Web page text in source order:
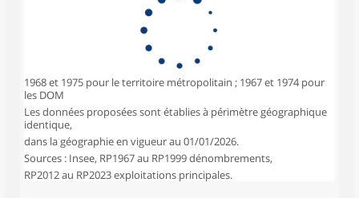
1968 et 1975 pour le territoire métropolitain ; 1967 et 1974 pour
les DOM
Les données proposées sont établies à périmètre géographique
identique,
dans la géographie en vigueur au 01/01/2026.
Sources : Insee, RP1967 au RP1999 dénombrements,
RP2012 au RP2023 exploitations principales.